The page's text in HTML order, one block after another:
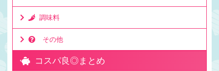
調味料
その他
コスパ良◎まとめ